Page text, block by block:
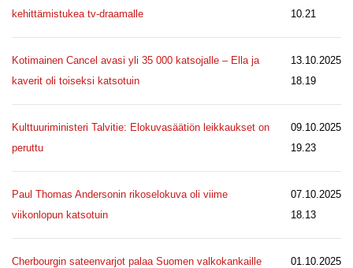
kehittämistukea tv-draamalle
10.21
Kotimainen Cancel avasi yli 35 000 katsojalle – Ella ja
kaverit oli toiseksi katsotuin
13.10.2025
18.19
Kulttuuriministeri Talvitie: Elokuvasäätiön leikkaukset on
peruttu
09.10.2025
19.23
Paul Thomas Andersonin rikoselokuva oli viime
viikonlopun katsotuin
07.10.2025
18.13
Cherbourgin sateenvarjot palaa Suomen valkokankaille
01.10.2025